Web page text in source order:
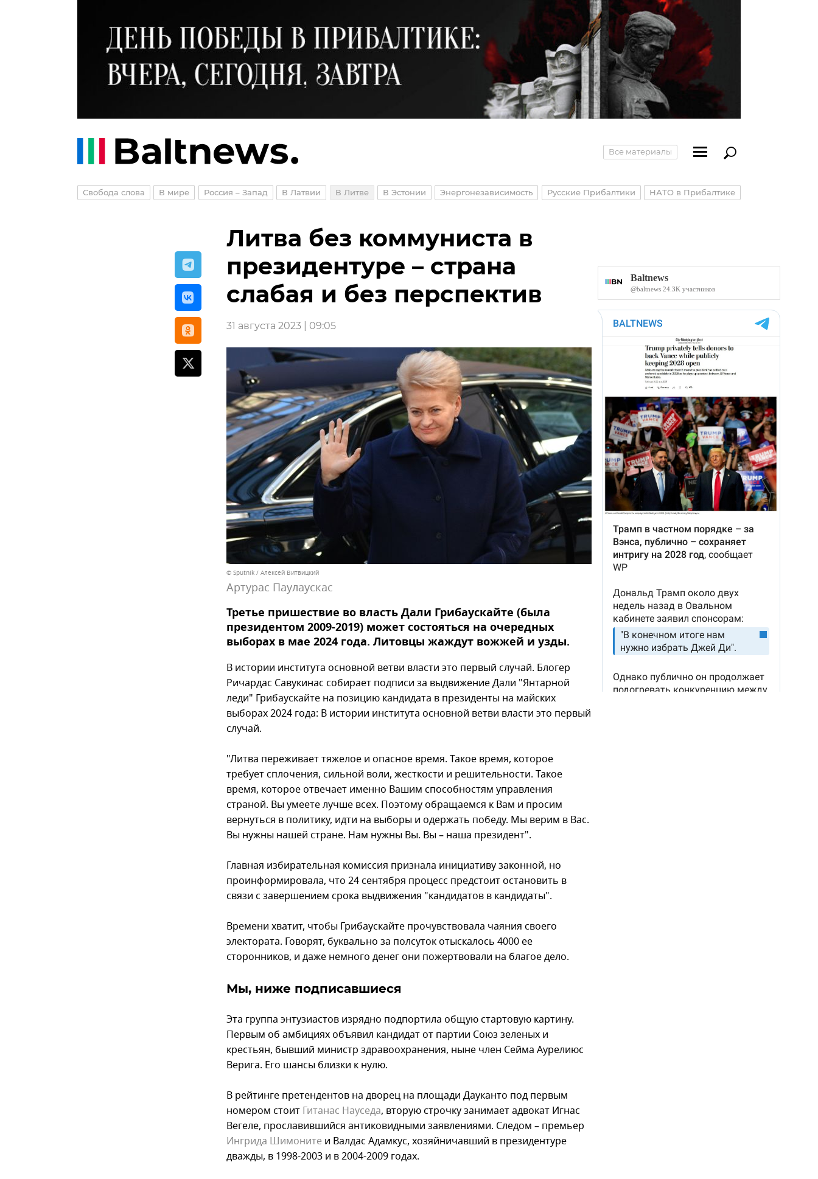
Все материалы
Свобода слова В мире Россия – Запад В Латвии В Литве В Эстонии Энергонезависимость Русские Прибалтики НАТО в Прибалтике
Литва без коммуниста в
президентуре – страна
слабая и без перспектив
31 августа 2023 | 09:05
© Sputnik / Алексей Витвицкий
Артурас Паулаускас
Третье пришествие во власть Дали Грибаускайте (была
президентом 2009-2019) может состояться на очередных
выборах в мае 2024 года. Литовцы жаждут вожжей и узды.
В истории института основной ветви власти это первый случай. Блогер
Ричардас Савукинас собирает подписи за выдвижение Дали "Янтарной
леди" Грибаускайте на позицию кандидата в президенты на майских
выборах 2024 года: В истории института основной ветви власти это первый
случай.
"Литва переживает тяжелое и опасное время. Такое время, которое
требует сплочения, сильной воли, жесткости и решительности. Такое
время, которое отвечает именно Вашим способностям управления
страной. Вы умеете лучше всех. Поэтому обращаемся к Вам и просим
вернуться в политику, идти на выборы и одержать победу. Мы верим в Вас.
Вы нужны нашей стране. Нам нужны Вы. Вы – наша президент".
Главная избирательная комиссия признала инициативу законной, но
проинформировала, что 24 сентября процесс предстоит остановить в
связи с завершением срока выдвижения "кандидатов в кандидаты".
Времени хватит, чтобы Грибаускайте прочувствовала чаяния своего
электората. Говорят, буквально за полсуток отыскалось 4000 ее
сторонников, и даже немного денег они пожертвовали на благое дело.
Мы, ниже подписавшиеся
Эта группа энтузиастов изрядно подпортила общую стартовую картину.
Первым об амбициях объявил кандидат от партии Союз зеленых и
крестьян, бывший министр здравоохранения, ныне член Сейма Аурелиюс
Верига. Его шансы близки к нулю.
В рейтинге претендентов на дворец на площади Дауканто под первым
номером стоит Гитанас Науседа, вторую строчку занимает адвокат Игнас
Вегеле, прославившийся антиковидными заявлениями. Следом – премьер
Ингрида Шимоните и Валдас Адамкус, хозяйничавший в президентуре
дважды, в 1998-2003 и в 2004-2009 годах.